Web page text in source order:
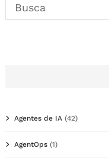
Agentes de IA (42)
AgentOps (1)